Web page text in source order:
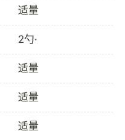
适量
2勺·
适量
适量
适量